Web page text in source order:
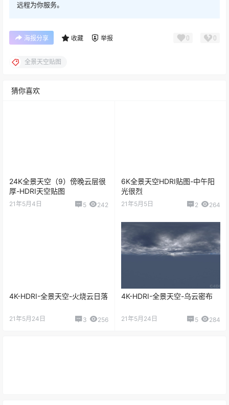
远程为你服务。
海报分享 收藏 举报 0 0
全景天空贴图
猜你喜欢
24K全景天空（9）傍晚云层很
厚-HDRI天空贴图
21年5月4日 5 242
6K全景天空HDRI贴图-中午阳
光很烈
21年5月5日 2 264
4K-HDRI-全景天空-火烧云日落
21年5月24日 3 256
4K-HDRI-全景天空-乌云密布
21年5月24日 5 284